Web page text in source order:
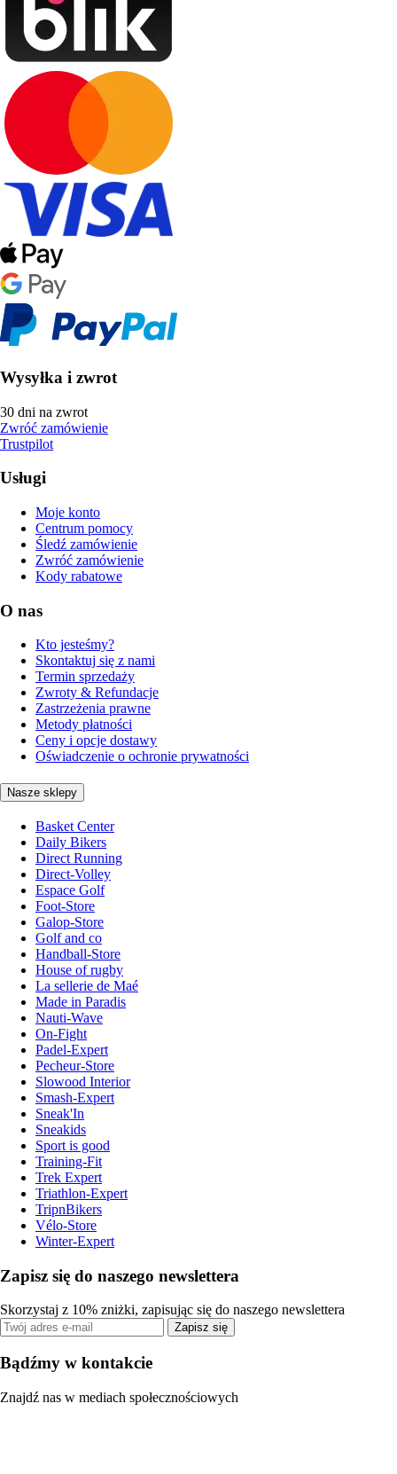
Wysyłka i zwrot
30 dni na zwrot
Zwróć zamówienie
Trustpilot
Usługi
Moje konto
Centrum pomocy
Śledź zamówienie
Zwróć zamówienie
Kody rabatowe
O nas
Kto jesteśmy?
Skontaktuj się z nami
Termin sprzedaży
Zwroty & Refundacje
Zastrzeżenia prawne
Metody płatności
Ceny i opcje dostawy
Oświadczenie o ochronie prywatności
Nasze sklepy
Basket Center
Daily Bikers
Direct Running
Direct-Volley
Espace Golf
Foot-Store
Galop-Store
Golf and co
Handball-Store
House of rugby
La sellerie de Maé
Made in Paradis
Nauti-Wave
On-Fight
Padel-Expert
Pecheur-Store
Slowood Interior
Smash-Expert
Sneak'In
Sneakids
Sport is good
Training-Fit
Trek Expert
Triathlon-Expert
TripnBikers
Vélo-Store
Winter-Expert
Zapisz się do naszego newslettera
Skorzystaj z 10% zniżki, zapisując się do naszego newslettera
Zapisz się
Bądźmy w kontakcie
Znajdź nas w mediach społecznościowych